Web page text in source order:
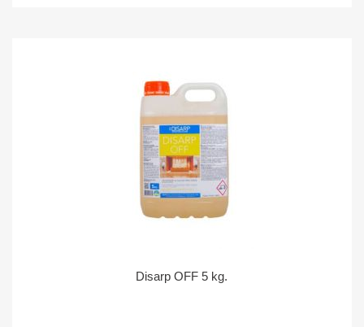
Disarp OFF 5 kg.